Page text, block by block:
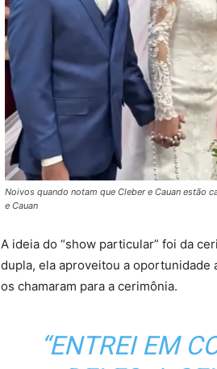
Noivos quando notam que Cleber e Cauan estão
e Cauan
A ideia do “show particular” foi da
dupla, ela aproveitou a oportunidade
os chamaram para a cerimônia.
“ENTREI EM